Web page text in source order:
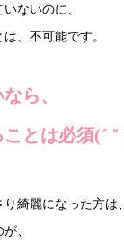
ないのに、
、不可能です。
ら、
とは必須(´ ˘
綺麗になった方は、
、